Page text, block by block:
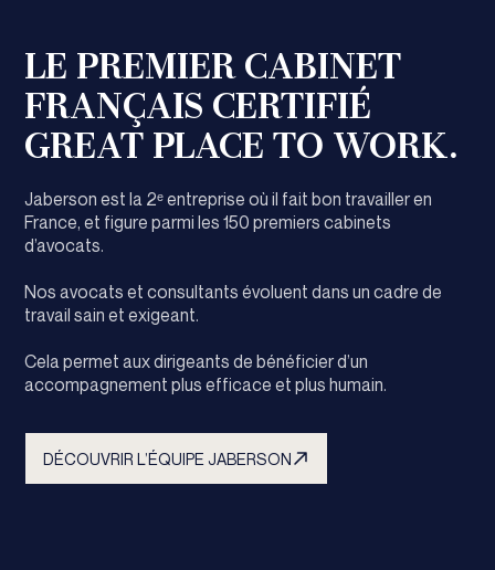
LE PREMIER CABINET
FRANÇAIS CERTIFIÉ
GREAT PLACE TO WORK.
Jaberson est la 2ᵉ entreprise où il fait bon travailler en
France, et figure parmi les 150 premiers cabinets
d’avocats.
Nos avocats et consultants évoluent dans un cadre de
travail sain et exigeant.
Cela permet aux dirigeants de bénéficier d’un
accompagnement plus efficace et plus humain.
DÉCOUVRIR L’ÉQUIPE JABERSON